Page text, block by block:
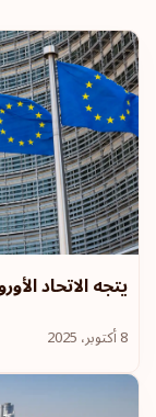
يتجه الاتحاد
8 أكتوبر، 2025